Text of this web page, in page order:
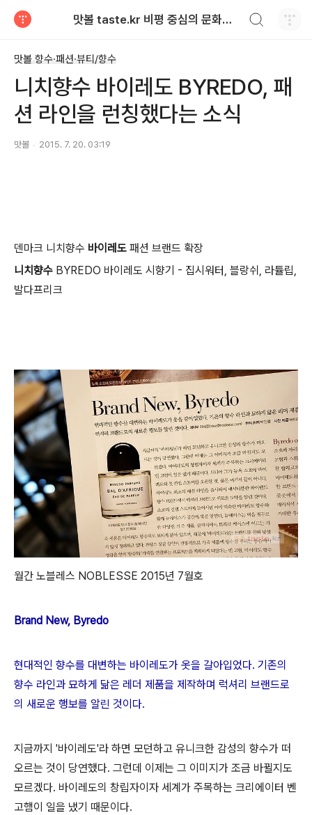
맛볼 taste.kr 비평 중심의 문화적 기호 · 맛 · 향기 리뷰
맛볼 향수·패션·뷰티/향수
니치향수 바이레도 BYREDO, 패
션 라인을 런칭했다는 소식
맛볼 2015. 7. 20. 03:19
덴마크 니치향수 바이레도 패션 브랜드 확장
니치향수 BYREDO 바이레도 시향기 - 집시워터, 블랑쉬, 라튤립,
발다프리크
월간 노블레스 NOBLESSE 2015년 7월호
Brand New, Byredo
현대적인 향수를 대변하는 바이레도가 옷을 갈아입었다. 기존의
향수 라인과 묘하게 닮은 레더 제품을 제작하며 럭셔리 브랜드로
의 새로운 행보를 알린 것이다.
지금까지 '바이레도'라 하면 모던하고 유니크한 감성의 향수가 떠
오르는 것이 당연했다. 그런데 이제는 그 이미지가 조금 바뀔지도
모르겠다. 바이레도의 창립자이자 세계가 주목하는 크리에이터 벤
고햄이 일을 냈기 때문이다.